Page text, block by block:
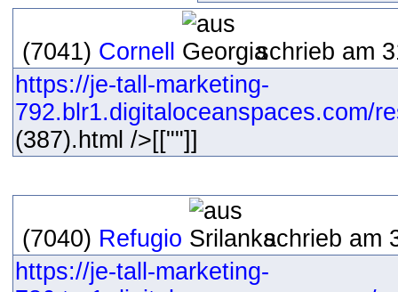
(7041) Cornell
schrieb am
https://je-tall-marketing-
792.blr1.digitaloceanspaces.com/
(387).html />[[""]]
(7040) Refugio
schrieb am
https://je-tall-marketing-